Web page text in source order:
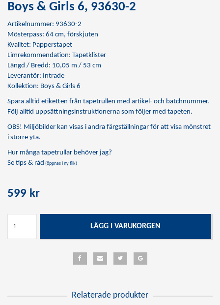
Boys & Girls 6, 93630-2
Artikelnummer: 93630-2
Mösterpass: 64 cm, förskjuten
Kvalitet: Papperstapet
Limrekommendation: Tapetklister
Längd / Bredd: 10,05 m / 53 cm
Leverantör: Intrade
Kollektion: Boys & Girls 6
Spara alltid etiketten från tapetrullen med artikel- och batchnummer.
Följ alltid uppsättningsinstruktionerna som följer med tapeten.
OBS! Miljöbilder kan visas i andra färgställningar för att visa mönstret
i större yta.
Hur många tapetrullar behöver jag?
Se tips & råd (öppnas i ny flik)
599 kr
LÄGG I VARUKORGEN
Relaterade produkter